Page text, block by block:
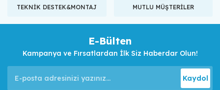
TEKNİK DESTEK&MONTAJ MUTLU MÜŞTERİLER
E-Bülten
Kampanya ve Fırsatlardan İlk Siz Haberdar Olun!
Kaydol